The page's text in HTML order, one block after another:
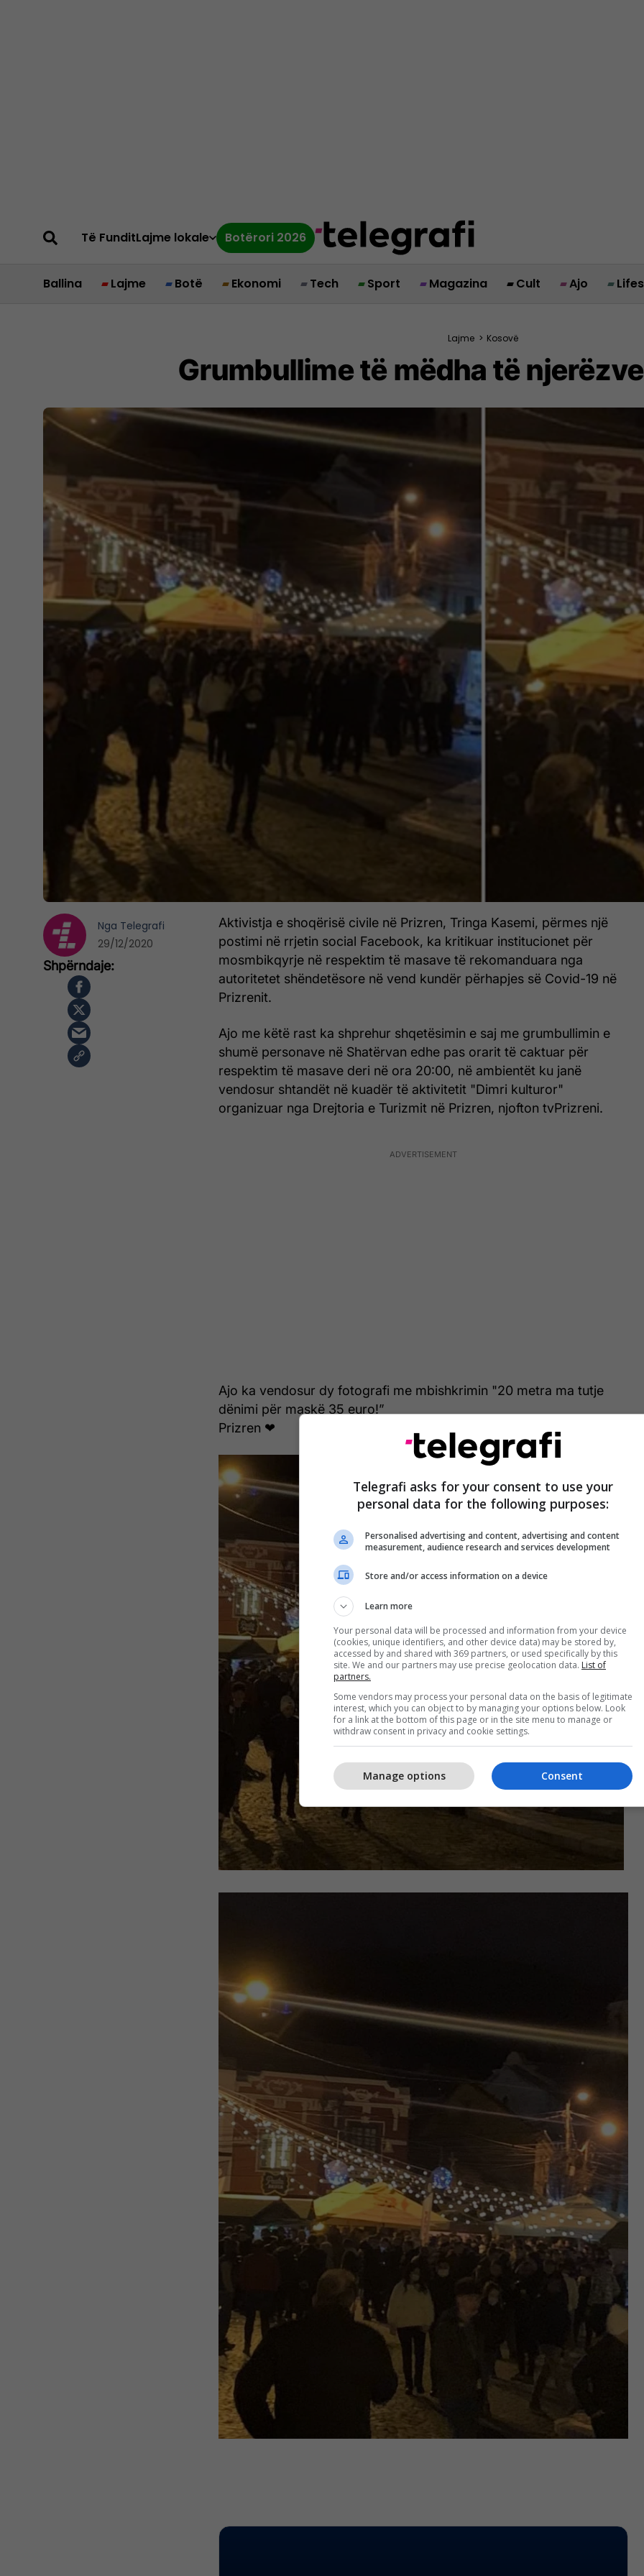
Të FunditLajme lokale Botërori 2026
Ballina Lajme Botë Ekonomi Tech Sport Magazina Cult Ajo
Lajme > Kosovë
Grumbullime të mëdha të
Aktivistja e shoqërisë civile në Prizren, Tringa Kasemi, përmes një
postimi në rrjetin social Facebook, ka kritikuar institucionet për
mosmbikqyrje në respektim të masave të rekomanduara nga
autoritetet shëndetësore në vend kundër përhapjes së Covid-19 në
Prizrenit.
Ajo me këtë rast ka shprehur shqetësimin e saj me grumbullimin e
shumë personave në Shatërvan edhe pas orarit të caktuar për
respektim të masave deri në ora 20:00, në ambientët ku janë
vendosur shtandët në kuadër të aktivitetit "Dimri kulturor"
organizuar nga Drejtoria e Turizmit në Prizren, njofton tvPrizreni.
Ajo ka vendosur dy fotografi me mbishkrimin "20 metra ma tutje
dënimi për maskë 35 euro!”
Prizren ❤
Nga Telegrafi
29/12/2020
Telegrafi asks for your consent to use your
personal data for the following purposes:
Personalised advertising and content, advertising and content
measurement, audience research and services development
Store and/or access information on a device
Learn more
Your personal data will be processed and information from your device
(cookies, unique identifiers, and other device data) may be stored by,
accessed by and shared with 369 partners, or used specifically by this
site. We and our partners may use precise geolocation data. List of
partners.
Some vendors may process your personal data on the basis of legitimate
interest, which you can object to by managing your options below. Look
for a link at the bottom of this page or in the site menu to manage or
withdraw consent in privacy and cookie settings.
Consent
Manage options